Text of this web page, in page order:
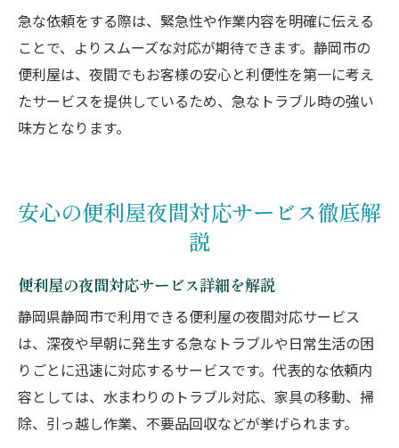
急な依頼をする際は、緊急性や作業内容を明確に伝える
ことで、よりスムーズな対応が期待できます。静岡市の
便利屋は、夜間でもお客様の安心と利便性を第一に考え
たサービスを提供しているため、急なトラブル時の強い
味方となります。
安心の便利屋夜間対応サービス徹底解
説
便利屋の夜間対応サービス詳細を解説
静岡県静岡市で利用できる便利屋の夜間対応サービス
は、深夜や早朝に発生する急なトラブルや日常生活の困
りごとに迅速に対応するサービスです。代表的な依頼内
容としては、水まわりのトラブル対応、家具の移動、掃
除、引っ越し作業、不要品回収などが挙げられます。